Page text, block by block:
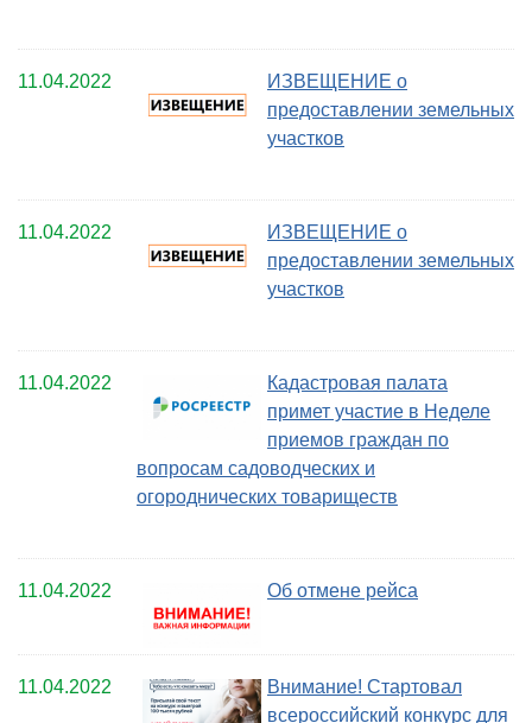
11.04.2022
ИЗВЕЩЕНИЕ о
предоставлении земельных
участков
11.04.2022
ИЗВЕЩЕНИЕ о
предоставлении земельных
участков
11.04.2022
Кадастровая палата
примет участие в Неделе
приемов граждан по
вопросам садоводческих и
огороднических товариществ
11.04.2022 Об отмене рейса
11.04.2022
Внимание! Стартовал
всероссийский конкурс для